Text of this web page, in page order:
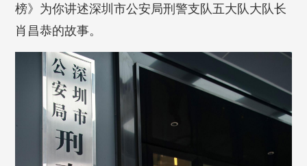
榜》为你讲述深圳市公安局刑警支队五大队大队长
肖昌恭的故事。